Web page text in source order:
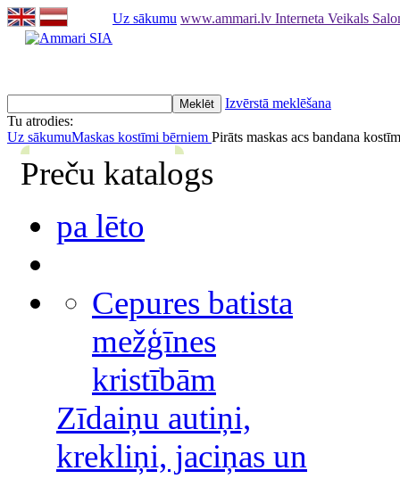
Uz sākumu www.ammari.lv Interneta Veikals
Izvērstā meklēšana
Tu atrodies:
Uz sākumuMaskas kostīmi bērniem Pirāts maskas acs bandana
Preču katalogs
pa lēto
Cepures batista
mežģīnes
kristībām
Zīdaiņu autiņi,
krekliņi, jaciņas un